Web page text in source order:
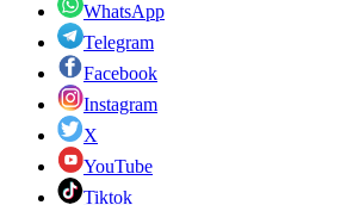
WhatsApp
Telegram
Facebook
Instagram
X
YouTube
Tiktok